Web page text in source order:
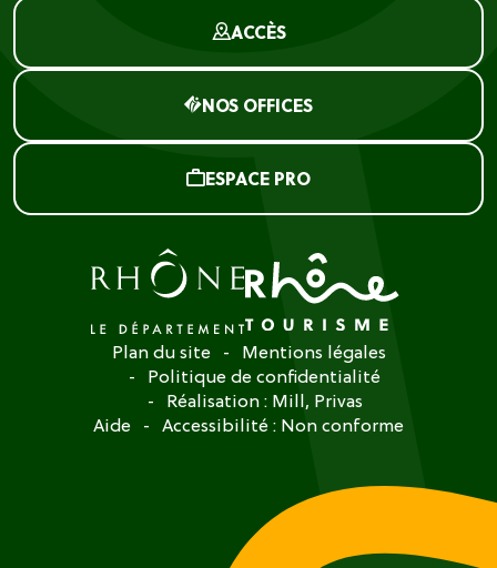
ACCÈS
NOS OFFICES
ESPACE PRO
Plan du site
Mentions légales
Politique de confidentialité
Réalisation : Mill, Privas
Aide
Accessibilité : Non conforme